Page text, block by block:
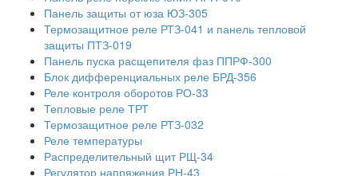
Панель защиты от юза ЮЗ-305
Термозащитное реле РТЗ-041 и панель тепловой
защиты ПТЗ-019
Панель пуска расщепителя фаз ППРФ-300
Блок дифференциальных реле БРД-356
Реле контроля оборотов РО-33
Тепловые реле ТРТ
Термозащитное реле РТЗ-032
Реле температуры
Распределительный щит РЩ-34
Регулятор напряжения РН-43